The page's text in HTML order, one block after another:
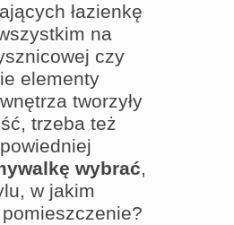
łazienkę
na
czy
elementy
tworzyły
trzeba też
wybrać,
w jakim